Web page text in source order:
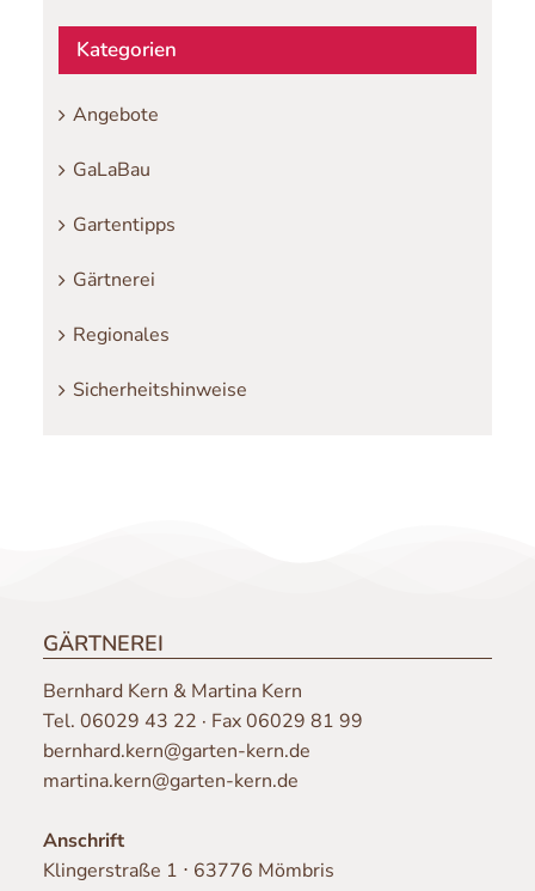
Kategorien
Angebote
GaLaBau
Gartentipps
Gärtnerei
Regionales
Sicherheitshinweise
GÄRTNEREI
Bernhard Kern & Martina Kern
Tel. 06029 43 22 · Fax 06029 81 99
bernhard.kern@garten-kern.de
martina.kern@garten-kern.de
Anschrift
Klingerstraße 1 ⋅ 63776 Mömbris